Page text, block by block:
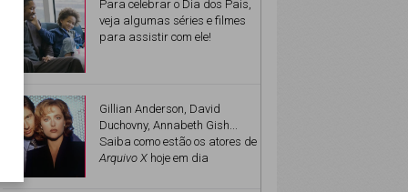
Para celebrar o Dia dos Pais,
veja algumas séries e filmes
para assistir com ele!
Gillian Anderson, David
Duchovny, Annabeth Gish...
Saiba como estão os atores de
Arquivo X hoje em dia